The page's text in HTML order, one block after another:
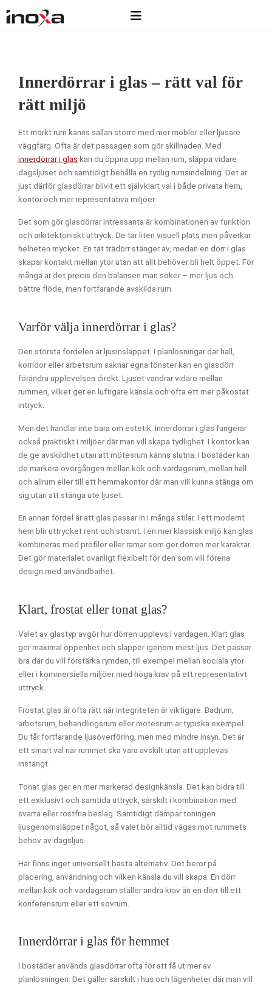
Innerdörrar i glas – rätt val för
rätt miljö
Ett mörkt rum känns sällan större med mer möbler eller ljusare
väggfärg. Ofta är det passagen som gör skillnaden. Med
innerdörrar i glas kan du öppna upp mellan rum, släppa vidare
dagsljuset och samtidigt behålla en tydlig rumsindelning. Det är
just därför glasdörrar blivit ett självklart val i både privata hem,
kontor och mer representativa miljöer.
Det som gör glasdörrar intressanta är kombinationen av funktion
och arkitektoniskt uttryck. De tar liten visuell plats men påverkar
helheten mycket. En tät trädörr stänger av, medan en dörr i glas
skapar kontakt mellan ytor utan att allt behöver bli helt öppet. För
många är det precis den balansen man söker – mer ljus och
bättre flöde, men fortfarande avskilda rum.
Varför välja innerdörrar i glas?
Den största fördelen är ljusinsläppet. I planlösningar där hall,
korridor eller arbetsrum saknar egna fönster kan en glasdörr
förändra upplevelsen direkt. Ljuset vandrar vidare mellan
rummen, vilket ger en luftigare känsla och ofta ett mer påkostat
intryck.
Men det handlar inte bara om estetik. Innerdörrar i glas fungerar
också praktiskt i miljöer där man vill skapa tydlighet. I kontor kan
de ge avskildhet utan att mötesrum känns slutna. I bostäder kan
de markera övergången mellan kök och vardagsrum, mellan hall
och allrum eller till ett hemmakontor där man vill kunna stänga om
sig utan att stänga ute ljuset.
En annan fördel är att glas passar in i många stilar. I ett modernt
hem blir uttrycket rent och stramt. I en mer klassisk miljö kan glas
kombineras med profiler eller ramar som ger dörren mer karaktär.
Det gör materialet ovanligt flexibelt för den som vill förena
design med användbarhet.
Klart, frostat eller tonat glas?
Valet av glastyp avgör hur dörren upplevs i vardagen. Klart glas
ger maximal öppenhet och släpper igenom mest ljus. Det passar
bra där du vill förstärka rymden, till exempel mellan sociala ytor
eller i kommersiella miljöer med höga krav på ett representativt
uttryck.
Frostat glas är ofta rätt när integriteten är viktigare. Badrum,
arbetsrum, behandlingsrum eller mötesrum är typiska exempel.
Du får fortfarande ljusöverföring, men med mindre insyn. Det är
ett smart val när rummet ska vara avskilt utan att upplevas
instängt.
Tonat glas ger en mer markerad designkänsla. Det kan bidra till
ett exklusivt och samtida uttryck, särskilt i kombination med
svarta eller rostfria beslag. Samtidigt dämpar toningen
ljusgenomsläppet något, så valet bör alltid vägas mot rummets
behov av dagsljus.
Här finns inget universellt bästa alternativ. Det beror på
placering, användning och vilken känsla du vill skapa. En dörr
mellan kök och vardagsrum ställer andra krav än en dörr till ett
konferensrum eller ett sovrum.
Innerdörrar i glas för hemmet
I bostäder används glasdörrar ofta för att få ut mer av
planlösningen. Det gäller särskilt i hus och lägenheter där man vill